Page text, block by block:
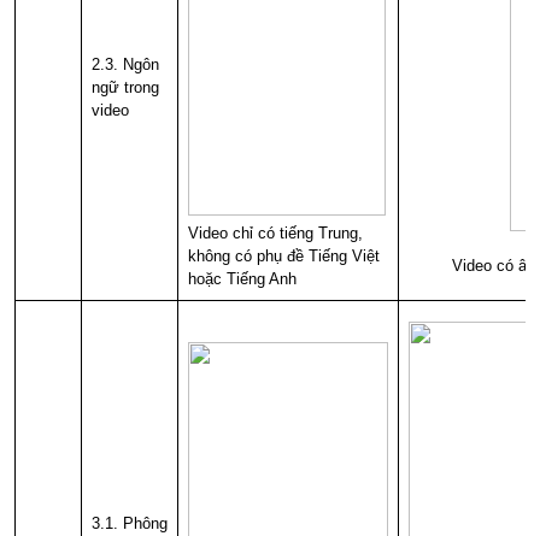
2.3. Ngôn
ngữ trong
video
Video chỉ có tiếng Trung,
không có phụ đề Tiếng Việt
hoặc Tiếng Anh
Video có âm
3.1. Phông